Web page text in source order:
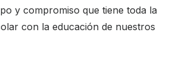
y compromiso que tiene toda la
con la educación de nuestros